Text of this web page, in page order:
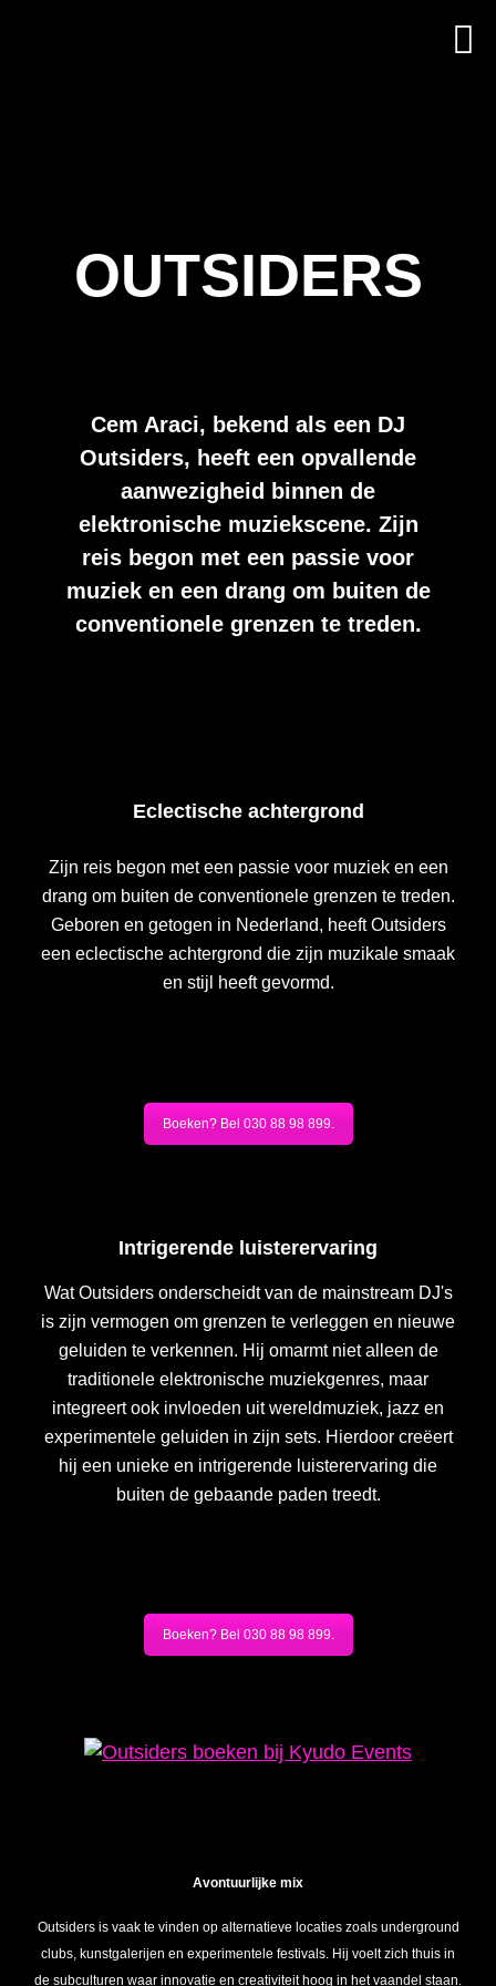
OUTSIDERS
Cem Araci, bekend als een DJ
Outsiders, heeft een opvallende
aanwezigheid binnen de
elektronische muziekscene. Zijn
reis begon met een passie voor
muziek en een drang om buiten de
conventionele grenzen te treden.
Eclectische achtergrond
Zijn reis begon met een passie voor muziek en een
drang om buiten de conventionele grenzen te treden.
Geboren en getogen in Nederland, heeft Outsiders
een eclectische achtergrond die zijn muzikale smaak
en stijl heeft gevormd.
Boeken? Bel 030 88 98 899.
Intrigerende luisterervaring
Wat Outsiders onderscheidt van de mainstream DJ's
is zijn vermogen om grenzen te verleggen en nieuwe
geluiden te verkennen. Hij omarmt niet alleen de
traditionele elektronische muziekgenres, maar
integreert ook invloeden uit wereldmuziek, jazz en
experimentele geluiden in zijn sets. Hierdoor creëert
hij een unieke en intrigerende luisterervaring die
buiten de gebaande paden treedt.
Boeken? Bel 030 88 98 899.
Avontuurlijke mix
Outsiders is vaak te vinden op alternatieve locaties zoals underground
clubs, kunstgalerijen en experimentele festivals. Hij voelt zich thuis in
de subculturen waar innovatie en creativiteit hoog in het vaandel staan.